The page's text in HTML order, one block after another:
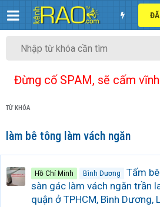
Đừng cố SPAM, sẽ cấm
TỪ KHÓA
làm bê tông làm vách ngăn
Hồ Chí Minh Bình Dương
Tấm
sàn gác làm vách ngăn trần
quận ở TPHCM, Bình Dương,